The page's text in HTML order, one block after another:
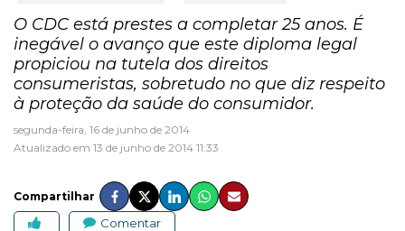
O CDC está prestes a completar 25 anos. É
inegável o avanço que este diploma legal
propiciou na tutela dos direitos
consumeristas, sobretudo no que diz respeito
à proteção da saúde do consumidor.
segunda-feira, 16 de junho de 2014
Atualizado em 13 de junho de 2014 11:33
Compartilhar
Comentar